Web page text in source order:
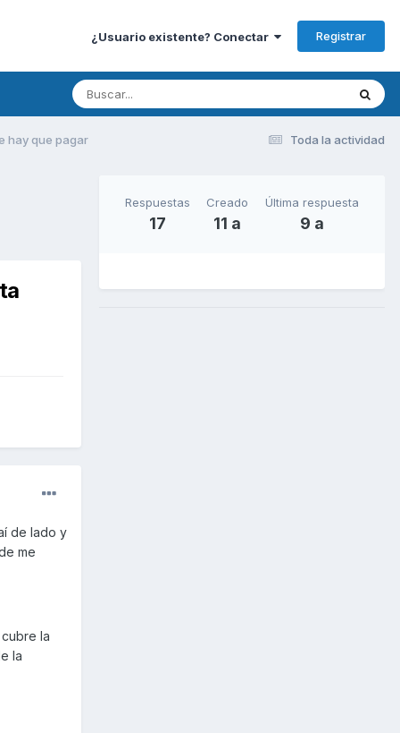
¿Usuario existente? Conectar Registrar
Toda la actividad
hay que pagar
de lado y
me
la
la
Respuestas
17
Creado
11 a
Última respuesta
9 a